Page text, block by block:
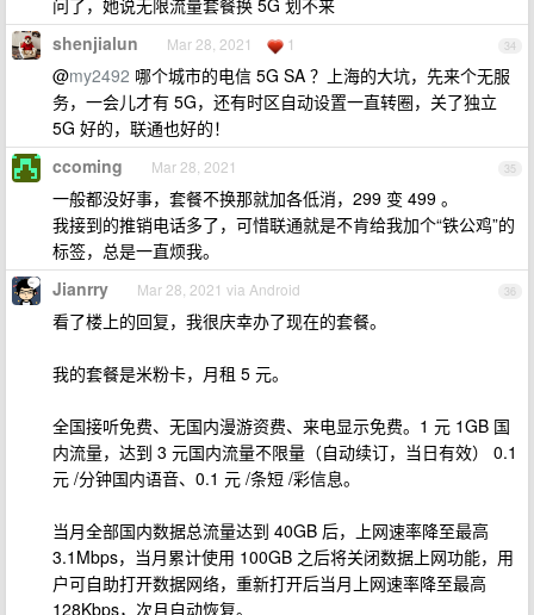
问了，她说无限流量套餐换 5G 划不来
34
shenjialun Mar 28, 2021 1
@my2492 哪个城市的电信 5G SA ？上海的大坑，先来个无服
务，一会儿才有 5G，还有时区自动设置一直转圈，关了独立
5G 好的，联通也好的！
35
ccoming Mar 28, 2021
一般都没好事，套餐不换那就加各低消，299 变 499 。
我接到的推销电话多了，可惜联通就是不肯给我加个“铁公鸡”的
标签，总是一直烦我。
36
Jianrry Mar 28, 2021 via Android
看了楼上的回复，我很庆幸办了现在的套餐。
我的套餐是米粉卡，月租 5 元。
全国接听免费、无国内漫游资费、来电显示免费。1 元 1GB 国
内流量，达到 3 元国内流量不限量（自动续订，当日有效） 0.1
元 /分钟国内语音、0.1 元 /条短 /彩信息。
当月全部国内数据总流量达到 40GB 后，上网速率降至最高
3.1Mbps，当月累计使用 100GB 之后将关闭数据上网功能，用
户可自助打开数据网络，重新打开后当月上网速率降至最高
128Kbps，次月自动恢复。